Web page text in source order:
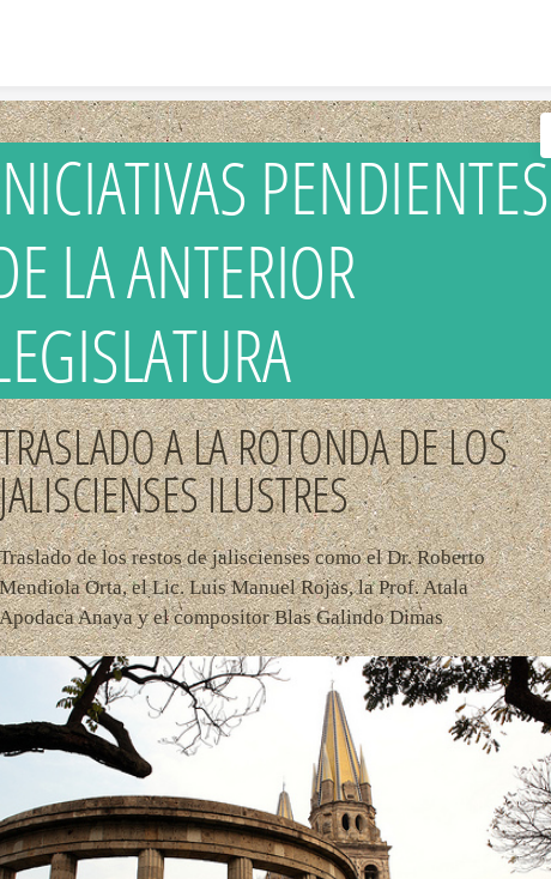
PENDIENTES
LA ANTERIOR
TRASLADO A LA ROTONDA DE LOS
JALISCIENSES ILUSTRES
Traslado de los restos de jaliscienses como el Dr. Roberto
Mendiola Orta, el Lic. Luis Manuel Rojas, la Prof. Atala
Apodaca Anaya y el compositor Blas Galindo Dimas